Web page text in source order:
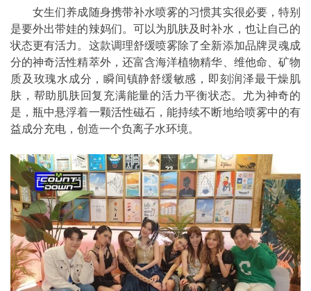
女生们养成随身携带补水喷雾的习惯其实很必要，特别
是要外出带娃的辣妈们。可以为肌肤及时补水，也让自己的
状态更有活力。这款调理舒缓喷雾除了全新添加品牌灵魂成
分的神奇活性精萃外，还富含海洋植物精华、维他命、矿物
质及玫瑰水成分，瞬间镇静舒缓敏感，即刻润泽最干燥肌
肤，帮助肌肤回复充满能量的活力平衡状态。尤为神奇的
是，瓶中悬浮着一颗活性磁石，能持续不断地给喷雾中的有
益成分充电，创造一个负离子水环境。